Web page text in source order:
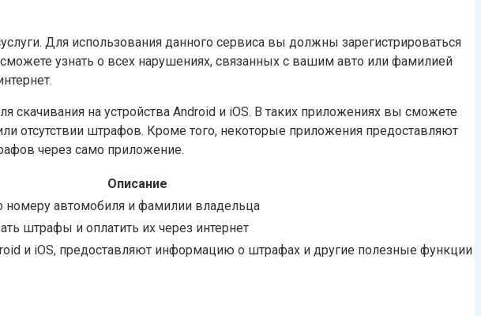
Для использования данного сервиса вы должны зарегистрироваться
узнать о всех нарушениях, связанных с вашим авто или фамилией
на устройства Android и iOS. В таких приложениях вы сможете
отсутствии штрафов. Кроме того, некоторые приложения предоставляют
через само приложение.
Описание
номеру автомобиля и фамилии владельца
штрафы и оплатить их через интернет
и iOS, предоставляют информацию о штрафах и другие полезные функции